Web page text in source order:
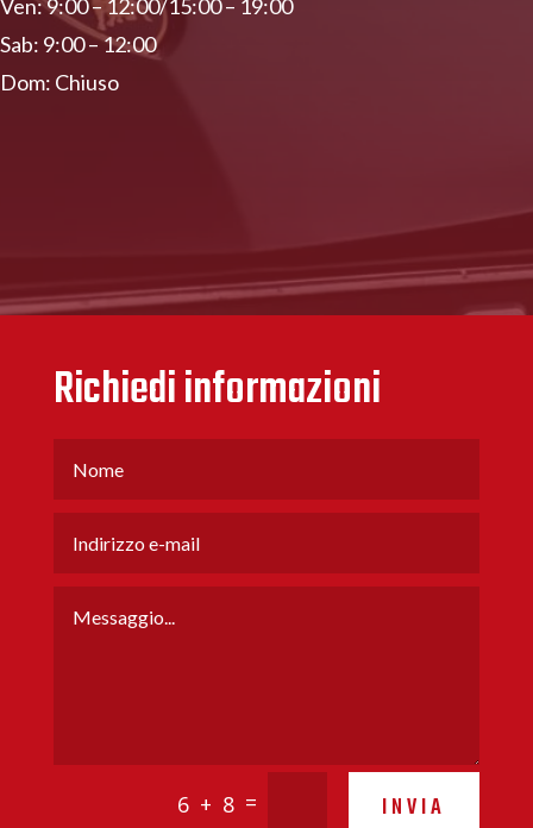
Ven: 9:00 – 12:00/15:00 – 19:00
Sab: 9:00 – 12:00
Dom: Chiuso
Richiedi informazioni
6 + 8 = INVIA